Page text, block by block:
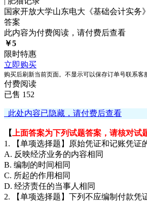
国家开放大学山东电大《基础会计实务
答案
此内容为付费阅读，请付费后查看
￥5
限时特惠
立即购买
购买后刷新当前页面。不显示可以保存订单号联系客
付费阅读
已售 152
此处内容已隐藏，请付费后查看
【 上面答案为下列试题答案，请核对试
1. 【单项选择题】原始凭证和记账凭证
A. 反映经济业务的内容相同
B. 编制的时间相同
C. 所起的作用相同
D. 经济责任的当事人相同
2. 【单项选择题】下列不应编制付款凭